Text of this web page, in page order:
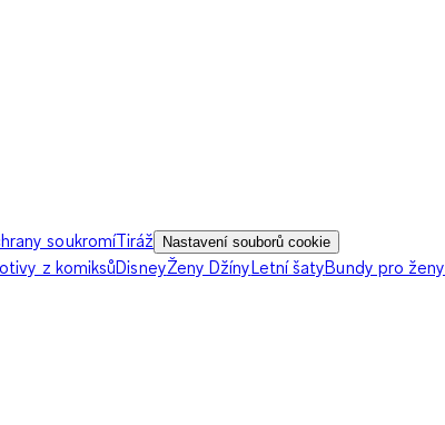
soukromíTiráž Nastavení souborů cookie
z komiksůDisneyŽeny DžínyLetní šatyBundy pro ženy